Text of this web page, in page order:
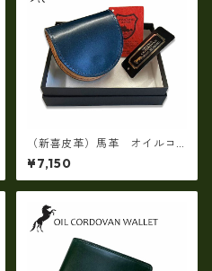
（新喜皮革）馬革 オイルコ
ードバン小銭入れ 日本製 T
0486N
¥7,150